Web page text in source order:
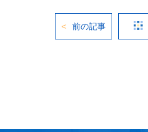
前の記事